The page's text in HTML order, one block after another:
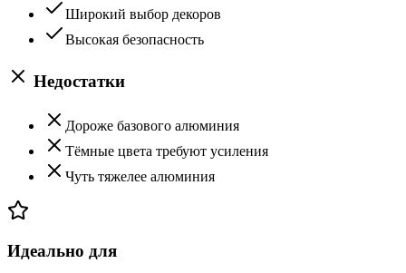
Широкий выбор декоров
Высокая безопасность
Недостатки
Дороже базового алюминия
Тёмные цвета требуют усиления
Чуть тяжелее алюминия
Идеально для